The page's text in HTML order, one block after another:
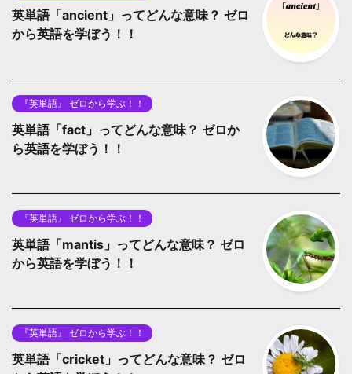
英単語「ancient」ってどんな意味？ ゼロ
から英語を学ぼう！！
『英単語』 ゼロから学ぶ！！
英単語「fact」ってどんな意味？ ゼロか
ら英語を学ぼう！！
『英単語』 ゼロから学ぶ！！
英単語「mantis」ってどんな意味？ ゼロ
から英語を学ぼう！！
『英単語』 ゼロから学ぶ！！
英単語「cricket」ってどんな意味？ ゼロ